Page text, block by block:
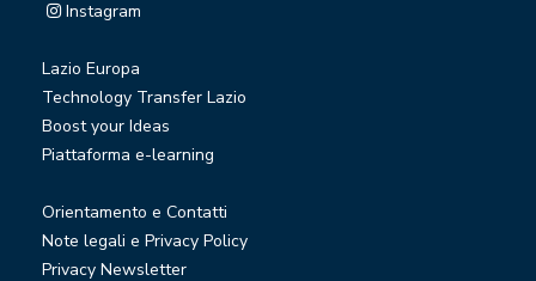
Instagram
Lazio Europa
Technology Transfer Lazio
Boost your Ideas
Piattaforma e-learning
Orientamento e Contatti
Note legali e Privacy Policy
Privacy Newsletter